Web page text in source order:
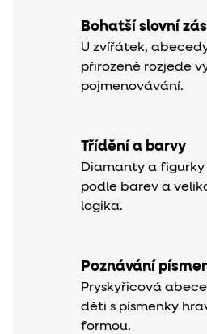
Bohatší slovní
U zvířátek,
přirozeně rozjede
pojmenovávání.
Třídění a barvy
Diamanty a
podle barev a
logika.
Poznávání
Pryskyřicová
děti s písmenky
formou.